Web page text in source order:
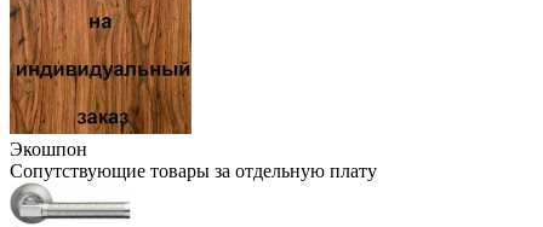
Экошпон
Сопутствующие товары за отдельную плату